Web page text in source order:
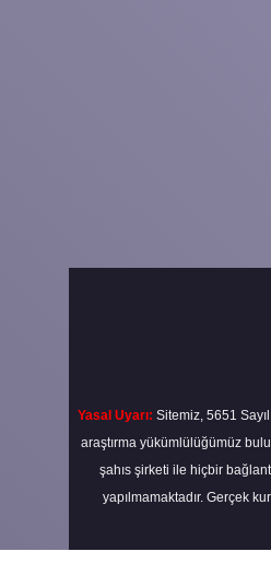
Yasal Uyarı: Sitemiz, 5651
araştırma yükümlülüğümüz
şahıs şirketi ile hiçbir
yapılmamaktadır. Gerçek